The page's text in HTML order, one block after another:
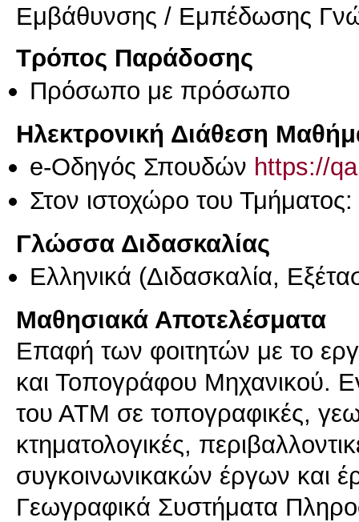
Εμβάθυνσης / Εμπέδωσης
Τρόπος Παράδοσης
Πρόσωπο με πρόσωπο
Ηλεκτρονική Διάθεση
e-Οδηγός Σπουδών https://
Στον ιστοχώρο του Τμήματος:
Γλώσσα Διδασκαλίας
Ελληνικά (Διδασκαλία,
Μαθησιακά Αποτελέσματα
Επαφή των φοιτητών με το
και Τοπογράφου Μηχανικού.
του ΑΤΜ σε τοπογραφικές,
κτηματολογικές,
συγκοινωνικακών έργων και
Γεωγραφικά Συστήματα